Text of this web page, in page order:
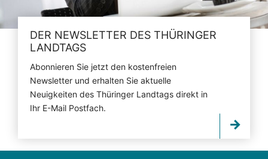
DER NEWSLETTER DES THÜRINGER
LANDTAGS
Abonnieren Sie jetzt den kostenfreien
Newsletter und erhalten Sie aktuelle
Neuigkeiten des Thüringer Landtags direkt in
Ihr E-Mail Postfach.